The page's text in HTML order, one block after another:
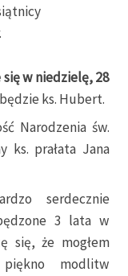
w niedzielę, 28
ks. Hubert.
Narodzenia św.
ks. prałata Jana
serdecznie
3 lata w
się, że mogłem
modlitw